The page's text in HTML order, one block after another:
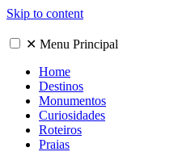
Skip to content
✕ Menu Principal
Home
Destinos
Monumentos
Curiosidades
Roteiros
Praias